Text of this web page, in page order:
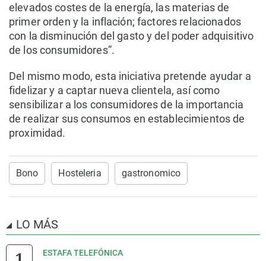
elevados costes de la energía, las materias de
primer orden y la inflación; factores relacionados
con la disminución del gasto y del poder adquisitivo
de los consumidores”.
Del mismo modo, esta iniciativa pretende ayudar a
fidelizar y a captar nueva clientela, así como
sensibilizar a los consumidores de la importancia
de realizar sus consumos en establecimientos de
proximidad.
Bono Hosteleria gastronomico
LO MÁS
ESTAFA TELEFÓNICA